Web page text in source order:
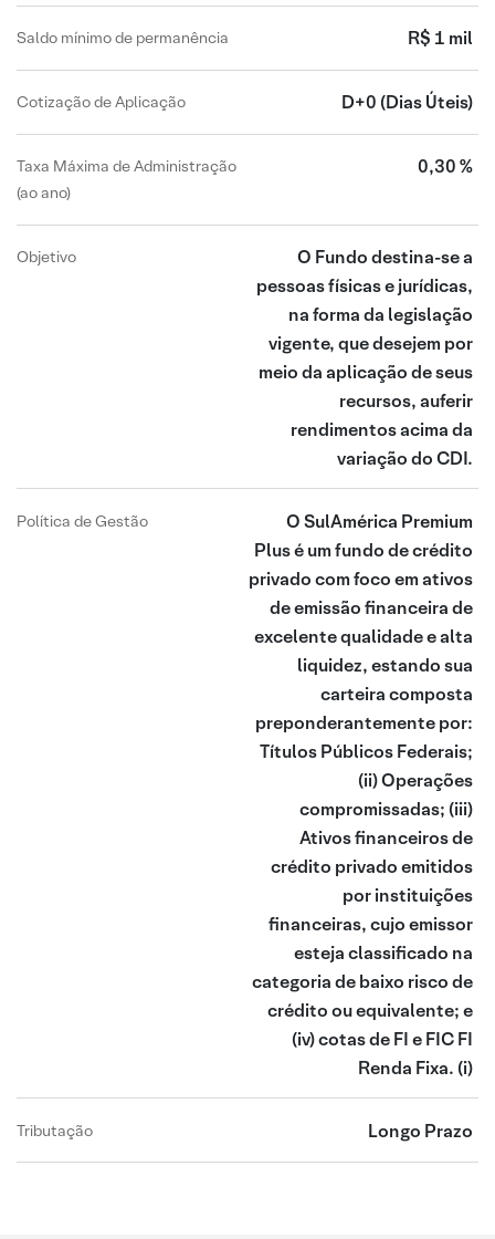
Saldo mínimo de permanência R$ 1 mil
Cotização de Aplicação D+0 (Dias Úteis)
Taxa Máxima de Administração
(ao ano)
0,30 %
Objetivo
O Fundo destina-se a
pessoas físicas e jurídicas,
na forma da legislação
vigente, que desejem por
meio da aplicação de seus
recursos, auferir
rendimentos acima da
variação do CDI.
Política de Gestão
O SulAmérica Premium
Plus é um fundo de crédito
privado com foco em ativos
de emissão financeira de
excelente qualidade e alta
liquidez, estando sua
carteira composta
preponderantemente por:
Títulos Públicos Federais;
(ii) Operações
compromissadas; (iii)
Ativos financeiros de
crédito privado emitidos
por instituições
financeiras, cujo emissor
esteja classificado na
categoria de baixo risco de
crédito ou equivalente; e
(iv) cotas de FI e FIC FI
Renda Fixa. (i)
Tributação Longo Prazo